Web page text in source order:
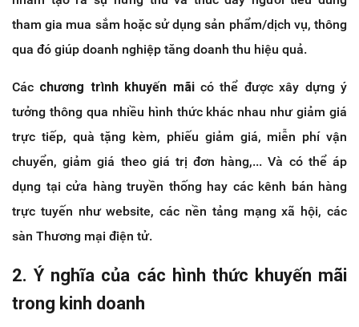
tham gia mua sắm hoặc sử dụng sản phẩm/dịch vụ, thông
qua đó giúp doanh nghiệp tăng doanh thu hiệu quả.
Các chương trình khuyến mãicó thể được xây dựng ý
tưởng thông qua nhiều hình thức khác nhau như giảm giá
trực tiếp, quà tặng kèm, phiếu giảm giá, miễn phí vận
chuyển, giảm giá theo giá trị đơn hàng,... Và có thể áp
dụng tại cửa hàng truyền thống hay các kênh bán hàng
trực tuyến như website, các nền tảng mạng xã hội, các
sàn Thương mại điện tử.
2. Ý nghĩa của các hình thức khuyến mãi
trong kinh doanh